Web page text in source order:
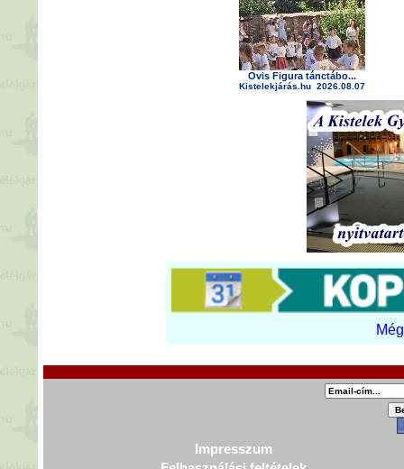
Ovis Figura tánctábo...
Kistelekjárás.hu 2026.08.07
Impresszum